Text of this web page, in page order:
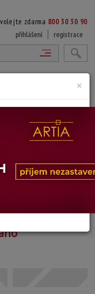
zdarma 800 30 30 90
přihlášení
registrace
×